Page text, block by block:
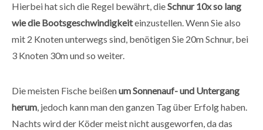
Hierbei hat sich die Regel bewährt, dieSchnur 10x so lang
wie die Bootsgeschwindigkeiteinzustellen. Wenn Sie also
mit 2 Knoten unterwegs sind, benötigen Sie 20m Schnur, bei
3 Knoten 30m und so weiter.
Die meisten Fische beißenum Sonnenauf- und Untergang
herum, jedoch kann man den ganzen Tag über Erfolg haben.
Nachts wird der Köder meist nicht ausgeworfen, da das